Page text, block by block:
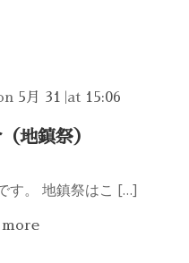
5月 31 at 15:06
地鎮祭）
す。 地鎮祭はこ […]